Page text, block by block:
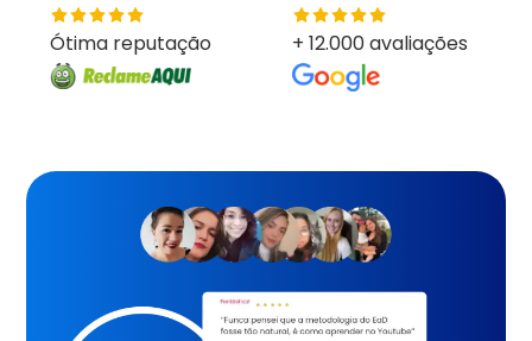
Ótima reputação + 12.000 avaliações